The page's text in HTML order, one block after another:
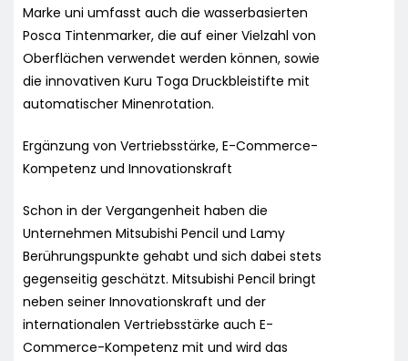
Marke uni umfasst auch die wasserbasierten
Posca Tintenmarker, die auf einer Vielzahl von
Oberflächen verwendet werden können, sowie
die innovativen Kuru Toga Druckbleistifte mit
automatischer Minenrotation.
Ergänzung von Vertriebsstärke, E-Commerce-
Kompetenz und Innovationskraft
Schon in der Vergangenheit haben die
Unternehmen Mitsubishi Pencil und Lamy
Berührungspunkte gehabt und sich dabei stets
gegenseitig geschätzt. Mitsubishi Pencil bringt
neben seiner Innovationskraft und der
internationalen Vertriebsstärke auch E-
Commerce-Kompetenz mit und wird das